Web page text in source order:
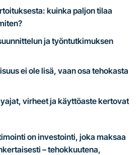
kuinka paljon tilaa
ja työntutkimuksen
ei ole lisä, vaan osa tehokasta
virheet ja käyttöaste kertovat
on investointi, joka maksaa
– tehokkuutena,